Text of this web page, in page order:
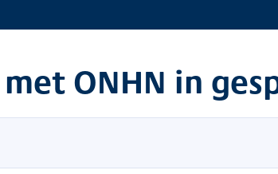
ONHN in